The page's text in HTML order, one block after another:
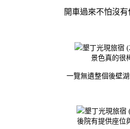
開車過來不怕沒
景色真的很
一覽無遺整個後壁
後院有提供座位